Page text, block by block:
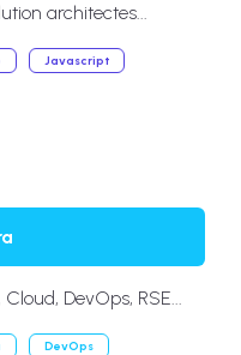
architectes...
Javascript
DevOps, RSE...
DevOps